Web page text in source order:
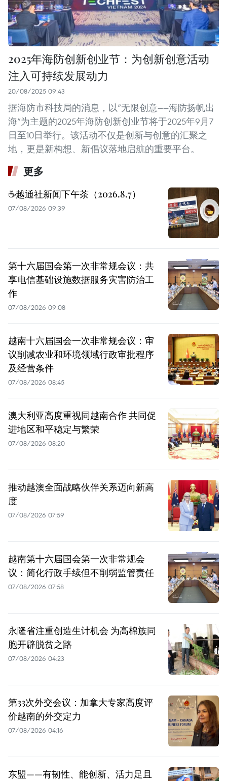
2025年海防创新创业节：为创新创意活动
注入可持续发展动力
20/08/2025 09:43
据海防市科技局的消息，以“无限创意——海防扬帆出
海”为主题的2025年海防创新创业节将于2025年9月7
日至10日举行。该活动不仅是创新与创意的汇聚之
地，更是新构想、新倡议落地启航的重要平台。
更多
☕️越通社新闻下午茶（2026.8.7）
07/08/2026 09:39
第十六届国会第一次非常规会议：共
享电信基础设施数据服务灾害防治工
作
07/08/2026 09:08
越南十六届国会一次非常规会议：审
议削减农业和环境领域行政审批程序
及经营条件
07/08/2026 08:45
澳大利亚高度重视同越南合作 共同促
进地区和平稳定与繁荣
07/08/2026 08:20
推动越澳全面战略伙伴关系迈向新高
度
07/08/2026 07:59
越南第十六届国会第一次非常规会
议：简化行政手续但不削弱监管责任
07/08/2026 07:58
永隆省注重创造生计机会 为高棉族同
胞开辟脱贫之路
07/08/2026 04:23
第33次外交会议：加拿大专家高度评
价越南的外交定力
07/08/2026 04:16
东盟——有韧性、能创新、活力足且